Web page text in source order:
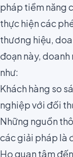
pháp tiềm năng
thực hiện các
thương hiệu,
đoạn này,
như:
Khách hàng so
nghiệp với đối
Những nguồn
các giải pháp là
Họ quan tâm